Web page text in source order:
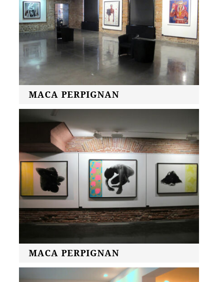
MACA PERPIGNAN
MACA PERPIGNAN